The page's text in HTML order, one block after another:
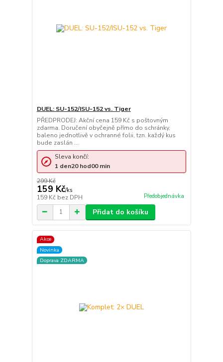
DUEL: SU-152/ISU-152 vs. Tiger
PŘEDPRODEJ: Akční cena 159 Kč s poštovným
zdarma. Doručení obyčejně přímo do schránky,
baleno jednotlivě v ochranné folii, tzn. každý kus
bude zaslán ...
299 Kč
159 Kč/ks
159 Kč bez DPH Předobjednávka
Sleva končí:
1 den20hod00min
Přidat do košíku
Akce
Novinka
Doprava ZDARMA